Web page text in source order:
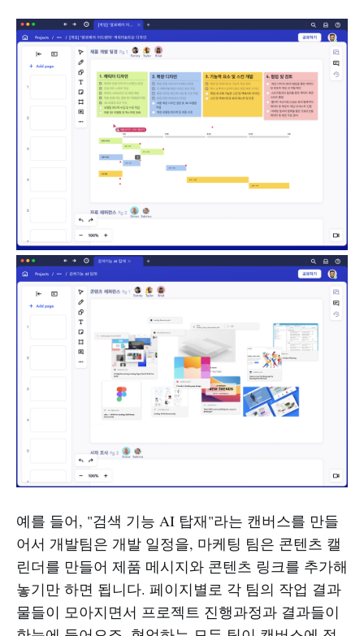
예를 들어, "검색 기능 AI 탑재"라는 캔버스를 만들
어서 개발팀은 개발 일정을, 마케팅 팀은 콘텐츠 캘
린더를 만들어 제품 메시지와 콘텐츠 링크를 추가해
놓기만 하면 됩니다. 페이지별로 각 팀의 작업 결과
물들이 모아지면서 프로젝트 진행과정과 결과들이